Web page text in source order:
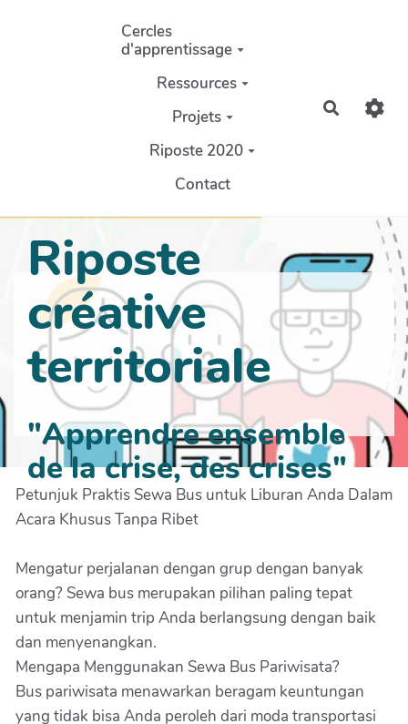
Aller au contenu principal
Cercles
d'apprentissage
Ressources
Projets
Riposte 2020
Contact
Riposte
créative
territoriale
"Apprendre ensemble
de la crise, des crises"
Petunjuk Praktis Sewa Bus untuk Liburan Anda Dalam
Acara Khusus Tanpa Ribet
Mengatur perjalanan dengan grup dengan banyak
orang? Sewa bus merupakan pilihan paling tepat
untuk menjamin trip Anda berlangsung dengan baik
dan menyenangkan.
Mengapa Menggunakan Sewa Bus Pariwisata?
Bus pariwisata menawarkan beragam keuntungan
yang tidak bisa Anda peroleh dari moda transportasi